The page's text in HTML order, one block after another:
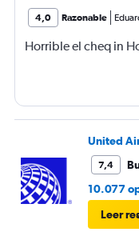
4,0 Razonable
Horrible el cheq in
United
7,4
10.077
Leer